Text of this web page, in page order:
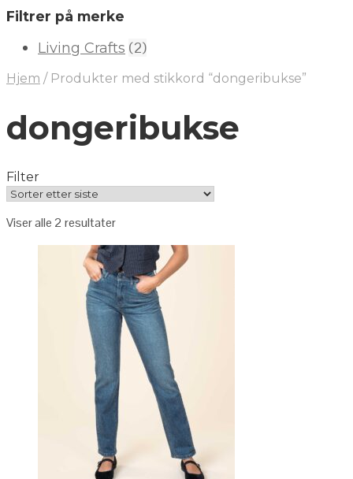
Filtrer på merke
Living Crafts (2)
Hjem / Produkter med stikkord “dongeribukse”
dongeribukse
Filter
Viser alle 2 resultater